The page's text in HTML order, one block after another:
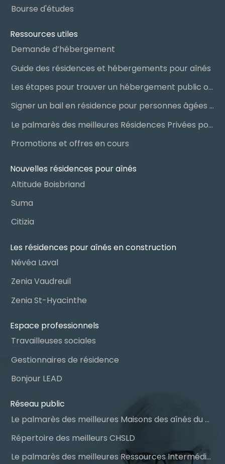
Bourse d'études
Ressources utiles
Demande d’hébergement
Guide des résidences et hébergements pour aînés
Les étapes pour trouver un hébergement public ou privé
Signer un bail en résidence pour personnes âgées (RPA) : ce qu’il faut savoir
Le palmarès des meilleures Résidences Privées pour Aînés (RPA)
Promotions et offres en cours
Nouvelles résidences pour aînés
Altitude Boisbriand
Suma
Citizia
Les résidences pour aînés en construction
Névéa Laval
Zenia Vaudreuil
Zenia St-Hyacinthe
Espace professionnels
Travailleuses sociales
Gestionnaires de résidence
Bonjour LEAD
Réseau public
Le palmarès des meilleures Maisons des aînés du Québec
Répertoire des meilleurs CHSLD
Le palmarès des meilleures Ressources Intermédiaires (RI)